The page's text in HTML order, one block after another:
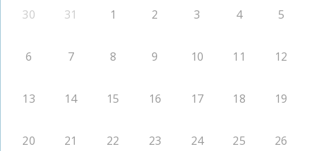
30 31 1 2 3 4 5
6 7 8 9 10 11 12
13 14 15 16 17 18 19
20 21 22 23 24 25 26